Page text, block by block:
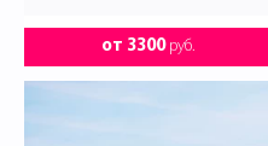
от 3300руб.